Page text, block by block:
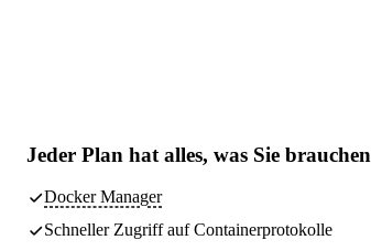
Jeder Plan hat alles, was Sie brauchen
Docker Manager
Schneller Zugriff auf Containerprotokolle